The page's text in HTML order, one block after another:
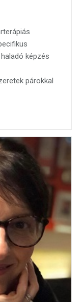
képzés
párokkal